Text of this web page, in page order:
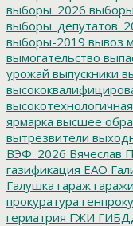
выборы_2026
выборы-2019 вывоз
вымогательство
урожай выпускники
ярмарка высшее
вытрезвители
ВЭФ_2026 Вячеслав
газификация ЕАО
Галушка гараж гаражи
прокуратура
гериатрия ГЖИ